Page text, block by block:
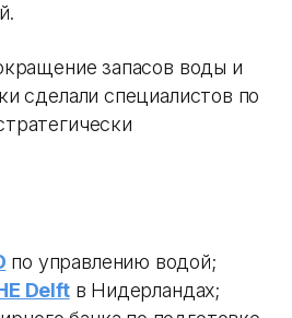
запасов воды и
сделали специалистов по
по управлению водой;
Delftв Нидерландах;